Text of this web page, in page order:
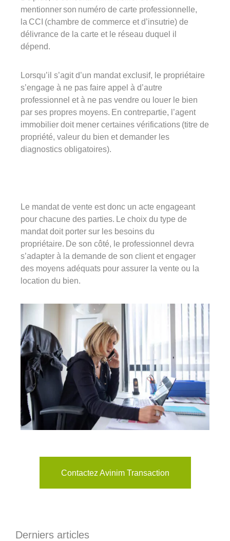
mentionner son numéro de carte professionnelle,
la CCI (chambre de commerce et d’insutrie) de
délivrance de la carte et le réseau duquel il
dépend.
Lorsqu’il s’agit d’un mandat exclusif, le propriétaire
s’engage à ne pas faire appel à d’autre
professionnel et à ne pas vendre ou louer le bien
par ses propres moyens. En contrepartie, l’agent
immobilier doit mener certaines vérifications (titre de
propriété, valeur du bien et demander les
diagnostics obligatoires).
Le mandat de vente est donc un acte engageant
pour chacune des parties. Le choix du type de
mandat doit porter sur les besoins du
propriétaire. De son côté, le professionnel devra
s’adapter à la demande de son client et engager
des moyens adéquats pour assurer la vente ou la
location du bien.
Contactez Avinim Transaction
Derniers articles